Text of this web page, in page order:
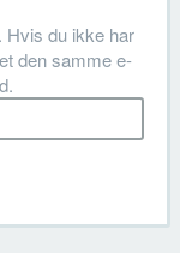
Hvis du ikke har
den samme e-